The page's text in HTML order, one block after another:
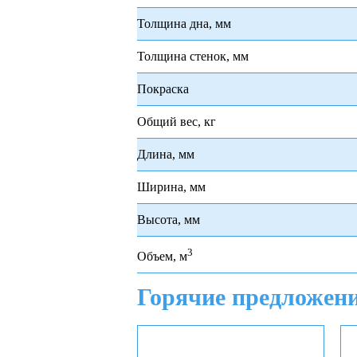
Толщина дна, мм
Толщина стенок, мм
Покраска
Общий вес, кг
Длина, мм
Ширина, мм
Высота, мм
Объем, м3
Горячие